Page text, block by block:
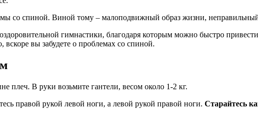
со спиной. Виной тому – малоподвижный образ жизни,
гимнастики, благодаря которым можно быстро
вы забудете о проблемах со спиной.
плеч. В руки возьмите гантели, весом около 1-2 кг.
правой рукой левой ноги, а левой рукой правой ноги. Старайтесь